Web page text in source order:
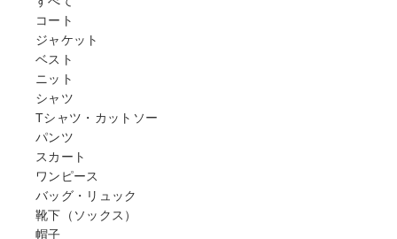
コート
ジャケット
ベスト
ニット
シャツ
Tシャツ・カットソー
パンツ
スカート
ワンピース
バッグ・リュック
靴下（ソックス）
帽子